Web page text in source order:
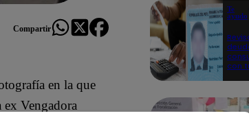
Compartir
en la que
Vengadora
Te
ayudo
con